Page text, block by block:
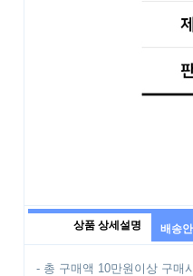
상품 상세설명 배송
- 총 구매액 10만원이상 구매